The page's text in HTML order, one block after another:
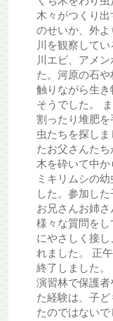
木々がつくり
のせいか、外
川を観察してい
川エビ、アメ
た。河原の石
触りながら生
そうでした。
割ったり堆肥
虫たちを探し
たお父さんた
木を砕いて中
ミキリムシの
した。参加し
お兄さんお姉
様々な質問を
にやさしく接
れました。 正
終了しました。
演習林で保護
た経験は、子
たのではないで